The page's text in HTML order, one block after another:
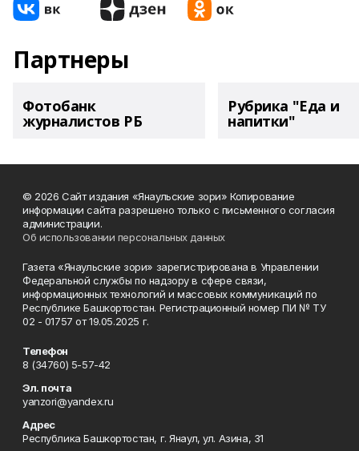
Партнеры
Фотобанк
журналистов РБ
Рубрика "Еда и
напитки"
© 2026 Сайт издания «Янаульские зори» Копирование
информации сайта разрешено только с письменного согласия
администрации.
Об использовании персональных данных
Газета «Янаульские зори» зарегистрирована в Управлении
Федеральной службы по надзору в сфере связи,
информационных технологий и массовых коммуникаций по
Республике Башкортостан. Регистрационный номер ПИ № ТУ
02 - 01757 от 19.05.2025 г.
Телефон
8 (34760) 5-57-42
Эл. почта
yanzori@yandex.ru
Адрес
Республика Башкортостан, г. Янаул, ул. Азина, 31